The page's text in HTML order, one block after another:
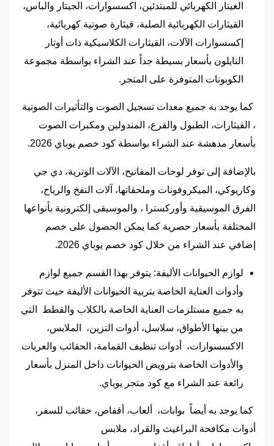
الغيتار الكهربائي للمبتدئين، اكسسوارات، الجيتار والباس،
القيثارات الكهربائية الصلبة، قيثارة صوتية كهربائية،
إكسسوارات الآلات، القيثارات الكلاسيكية ذات أوتار
النايلون بأسعار بسيطة جداً عند الشراء بواسطة مجموعة
الكوبونات المتوفرة على المتجر.
كما يوجد به جميع معدات تسجيل الصوت والتأثيرات الصوتية
، القيثارات، الطبول والقرع، المندولين ومكبرات الصوت
بأسعار مدهشة عند الشراء بواسطة كود خصم يوباي 2026.
بالإضافة إلى توفر لوحات المفاتيح، الآلات الوترية، دي جي
وكاريوكي، الميكروفونات وملحقاتها، آلات النفخ والرياح،
الفرق الموسيقية وأوركسترا ، والموسيقى إلكترونية بأنواعها
المختلفة بأسعار حصرية كما يمكن الحصول على خصم
إضافي عند الشراء من خلال كود خصم يوباي 2026.
لوازم الحيوانات الأليفة: يتوفر بهذا القسم جميع لوازم
وأدوات العناية الخاصة بتربية الحيوانات الأليفة حيث تتوفر
به جميع مستلزمات العناية الخاصة بالكلاب والقطط التي
من بينها الأطواق، سلاسل، أدوات التزين، الملابس،
الاكسسوارات، أدوات تنظيف القمامة، الحقائب والعربات
والأدوات الخاصة بترويض الحيوانات داخل المنزل بأسعار
رائعة عند الشراء مع كود متجر يوباي.
كما يوجد به أيضاً بوابات، ألعاب، أقفاص، حقائب للسفر،
أدوات مكافحة البراغيث والقراد، ملابس